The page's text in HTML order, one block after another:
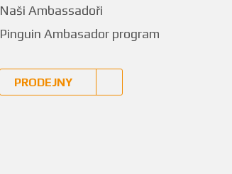
Naši Ambassadoři
Pinguin Ambasador program
PRODEJNY